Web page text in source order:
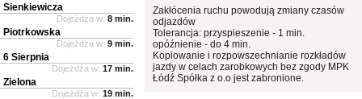
Zakłócenia ruchu powodują zmiany czasów
odjazdów
Tolerancja: przyspieszenie - 1 min.
opóźnienie - do 4 min.
Kopiowanie i rozpowszechnianie rozkładów
jazdy w celach zarobkowych bez zgody MPK
Łódź Spółka z o.o jest zabronione.
Sienkiewicza
Dojeżdża w: 8 min.
Piotrkowska
Dojeżdża w: 9 min.
6 Sierpnia
Dojeżdża w: 17 min.
Zielona
Dojeżdża w: 19 min.